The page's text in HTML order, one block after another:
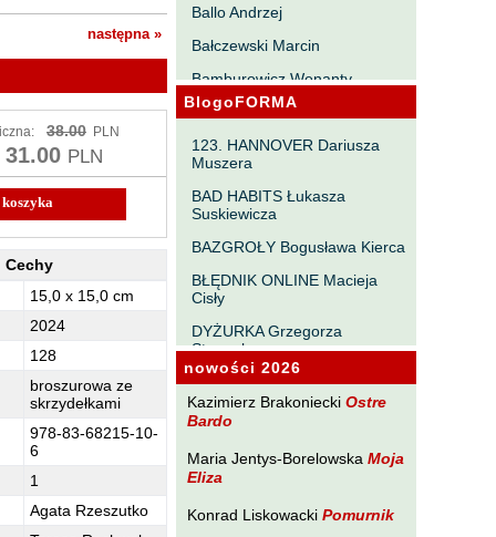
Ballo Andrzej
Bałczewski Marcin
Bamburowicz Wenanty
Bawołek Waldemar
Bereza Henryk
Bielawa Jacek
Biernacka Alina
Bieszczad Maciej
Bigoszewska Maria
Bitner Dariusz
Błahy Jarosław
Bouvier Nicolas
Chojnacki Roman
Chojnowski Zbigniew
BlogoFORMA
123. HANNOVER Dariusza
Muszera
BAD HABITS Łukasza
Suskiewicza
BAZGROŁY Bogusława Kierca
BŁĘDNIK ONLINE Macieja
Cisły
DYŻURKA Grzegorza
Strumyka
GAWĘDY PAŃSZCZYŹNIANE
Michała Tabaczyńskiego
Wróblewskiego
MAŁOMIASTECZKOWE
Wojciechowicza
nowości 2026
Kazimierz Brakoniecki Ostre
Bardo
Maria Jentys-Borelowska Moja
Eliza
Konrad Liskowacki Pomurnik
następna »
38.00 PLN
31.00 PLN
- Cechy
Cechy
15,0 x 15,0 cm
2024
128
broszurowa ze
skrzydełkami
978-83-68215-10-
6
1
Agata Rzeszutko